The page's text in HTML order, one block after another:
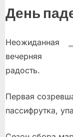
День
Неожиданная
вечерняя
радость.
Первая
пассифрутка,